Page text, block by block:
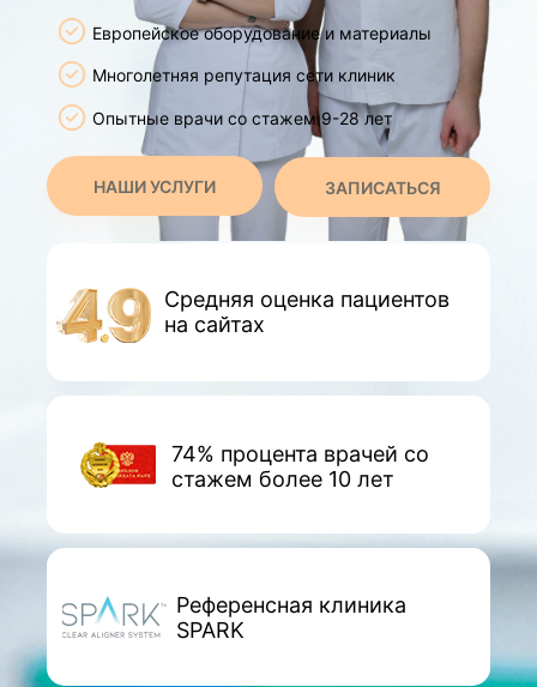
НАШИ УСЛУГИ ЗАПИСАТЬСЯ
Европейское оборудование и материалы
Многолетняя репутация сети клиник
Опытные врачи со стажем 9-28 лет
74% процента врачей со
стажем более 10 лет
Средняя оценка пациентов
на сайтах
Референсная клиника
SPARK